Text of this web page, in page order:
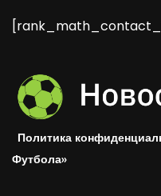
Политика
Футбола»